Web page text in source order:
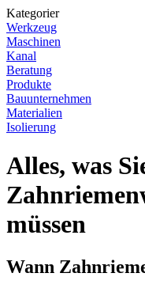
Kategorier
Werkzeug
Maschinen
Kanal
Beratung
Produkte
Bauunternehmen
Materialien
Isolierung
Alles, was
müssen
Wann